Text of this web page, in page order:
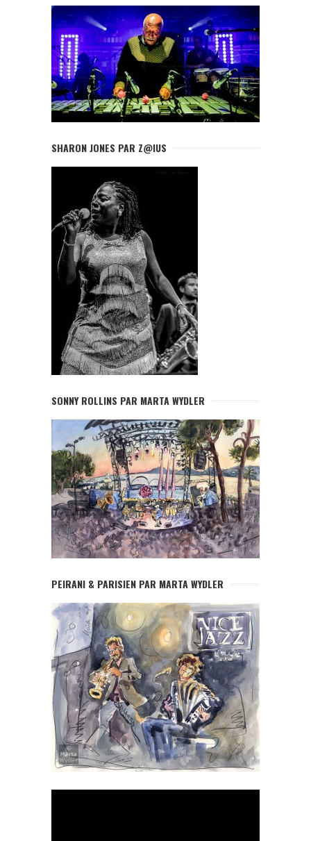
SHARON JONES PAR Z@IUS
SONNY ROLLINS PAR MARTA WYDLER
PEIRANI & PARISIEN PAR MARTA WYDLER